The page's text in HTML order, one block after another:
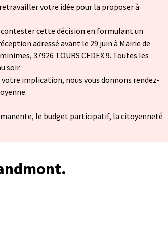
votre idée pour la proposer à
cette décision en formulant un
adressé avant le 29 juin à Mairie de
37926 TOURS CEDEX 9. Toutes les
soir.
implication, nous vous donnons rendez-
le budget participatif, la citoyenneté